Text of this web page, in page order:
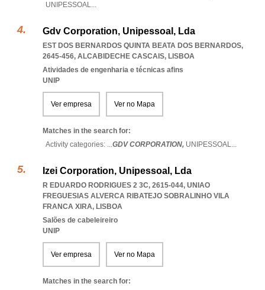
UNIPESSOAL...
Gdv Corporation, Unipessoal, Lda
EST DOS BERNARDOS QUINTA BEATA DOS BERNARDOS,
2645-456, ALCABIDECHE CASCAIS, LISBOA
Atividades de engenharia e técnicas afins
UNIP
Ver empresa Ver no Mapa
Matches in the search for:
Activity categories: ...GDV CORPORATION, UNIPESSOAL...
Izei Corporation, Unipessoal, Lda
R EDUARDO RODRIGUES 2 3C, 2615-044, UNIAO
FREGUESIAS ALVERCA RIBATEJO SOBRALINHO VILA
FRANCA XIRA, LISBOA
Salões de cabeleireiro
UNIP
Ver empresa Ver no Mapa
Matches in the search for: